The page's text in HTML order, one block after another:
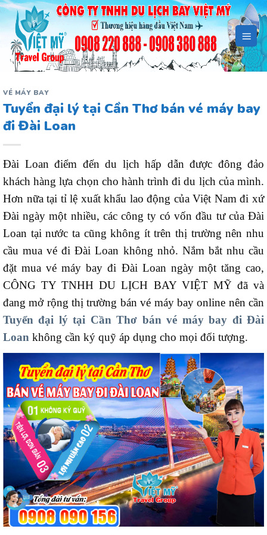
Bỏ
qua
dung
VÉ MÁY BAY
Tuyển đại lý tại Cần Thơ bán vé máy bay
đi Đài Loan
Đài Loan điểm đến du lịch hấp dẫn được đông đảo
khách hàng lựa chọn cho hành trình đi du lịch của mình.
Hơn nữa tại tỉ lệ xuất khẩu lao động của Việt Nam đi xứ
Đài ngày một nhiều, các công ty có vốn đầu tư của Đài
Loan tại nước ta cũng không ít trên thị trường nên nhu
cầu mua vé đi Đài Loan không nhỏ. Nắm bắt nhu cầu
đặt mua vé máy bay đi Đài Loan ngày một tăng cao,
CÔNG TY TNHH DU LỊCH BAY VIỆT MỸ đã và
đang mở rộng thị trường bán vé máy bay online nên cần
Tuyển đại lý tại Cần Thơ bán vé máy bay đi Đài
Loan không cần ký quỹ áp dụng cho mọi đối tượng.